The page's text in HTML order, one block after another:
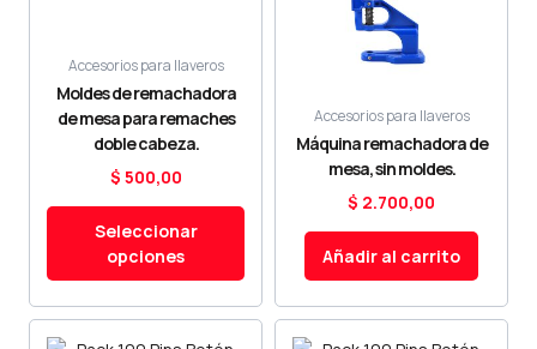
Accesorios para llaveros
Moldes de remachadora
de mesa para remaches
doble cabeza.
$ 500,00
Seleccionar
opciones
se
pueden
elegir
en
la
página
producto
Accesorios para llaveros
Máquina remachadora de
mesa, sin moldes.
$ 2.700,00
Añadir al carrito